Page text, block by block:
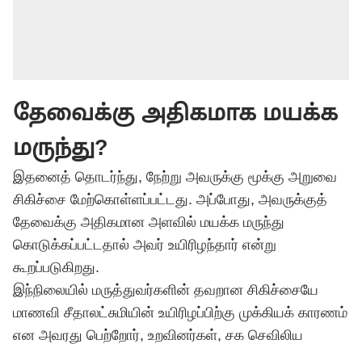
தேவைக்கு அதிகமாக மயக்க
மருந்து?
இதனைத் தொடர்ந்து, நேற்று அவருக்கு மூக்கு அறுவை
சிகிச்சை மேற்கொள்ளப்பட்டது. அப்போது, அவருக்குத்
தேவைக்கு அதிகமான அளவில் மயக்க மருந்து
கொடுக்கப்பட்டதால் அவர் உயிரிழந்தார் என்று
கூறப்படுகிறது.
இந்நிலையில் மருத்துவர்களின் தவறான சிகிச்சையே
மாணவி சீதாலட்சுமியின் உயிரிழப்பிற்கு முக்கியக் காரணம்
என அவரது பெற்றோர், உறவினர்கள், சக செவிலிய